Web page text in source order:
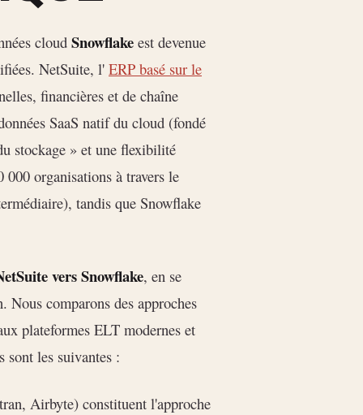
cloud Snowflake est devenue
NetSuite, l' ERP basé sur le
financières et de chaîne
SaaS natif du cloud (fondé
stockage » et une flexibilité
organisations à travers le
tandis que Snowflake
vers Snowflake, en se
comparons des approches
plateformes ELT modernes et
sont les suivantes :
Airbyte) constituent l'approche